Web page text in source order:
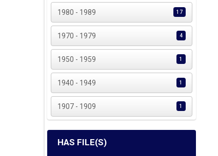
1980 - 1989 17
1970 - 1979 4
1950 - 1959 1
1940 - 1949 1
1907 - 1909 1
HAS FILE(S)